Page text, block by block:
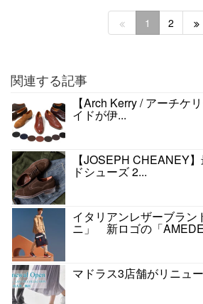
1 2
関連する記事
【Arch Kerry / アーチケ
イドが伊...
【JOSEPH CHEANEY
ドシューズ 2...
イタリアンレザーブラン
ニ」 新ロゴの「
マドラス3店舗がリニュ